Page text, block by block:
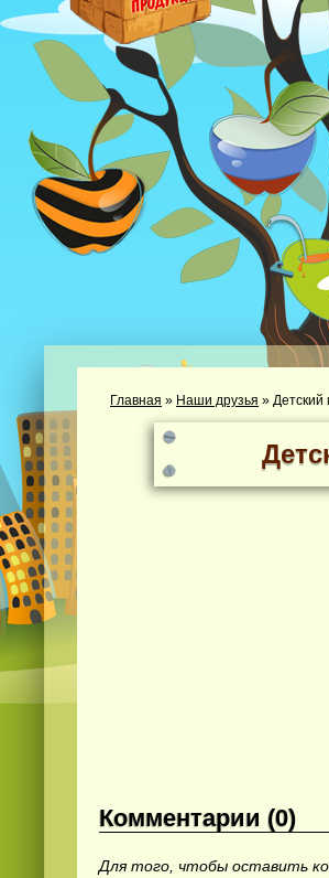
Главная » Наши друзья » Детский
Комментарии (0)
Для того, чтобы оставить